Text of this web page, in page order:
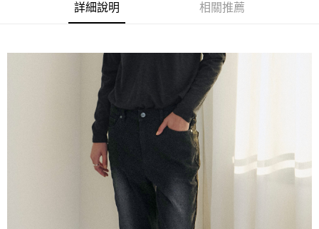
１．透過由恩沛科技股份有限公司提供之「AFTEE先享後付」服務完成之交
易，需依本服務之必要範圍內提供個人資料，並將交易相關給付款項請求債
https://aftee.tw/terms/#terms3
３．未成年的使用者請事先徵得法定代理人或監護人之同意方可使用
「AFTEE先享後付」，若未經同意申辦者引起之損失，本公司不負相關責
４．使用「AFTEE先享後付」時，將依據個別帳號之用戶狀況，依本公司即
時審查核予不同之上限額度；若仍有額度不足之情形，本公司將視審查結果
請求用戶進行身份認證。
５．嚴禁一人註冊多個帳號或使用他人資訊註冊。若發現惡意使用之情形，
恩沛科技股份有限公司將有權停止該用戶之使用額度並採取法律行動。
每筆NT$80，滿NT$1,200(含以上)免運費
每筆NT$80，滿NT$1,200(含以上)免運費
每筆NT$80，滿NT$1,200(含以上)免運費
詳細說明 相關推薦